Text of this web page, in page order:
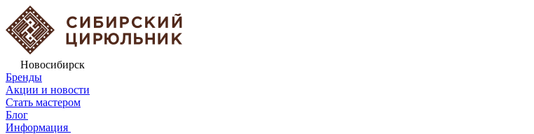
Новосибирск
Бренды
Акции и новости
Стать мастером
Блог
Информация